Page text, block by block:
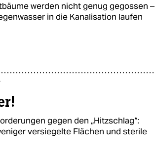
werden nicht genug gegossen –
in die Kanalisation laufen
gegen den „Hitzschlag“:
versiegelte Flächen und sterile